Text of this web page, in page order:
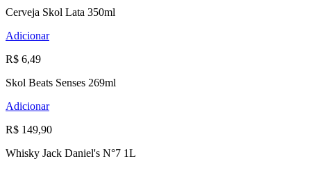
Cerveja Skol Lata 350ml
Adicionar
R$ 6,49
Skol Beats Senses 269ml
Adicionar
R$ 149,90
Whisky Jack Daniel's N°7 1L